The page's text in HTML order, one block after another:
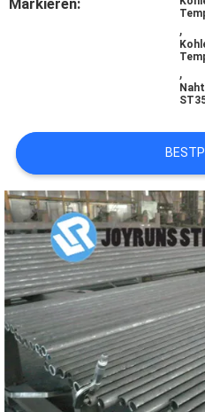
ZITAT
DATENSCHUTZ-
BESTIMMUNGEN
Markieren:
,
,